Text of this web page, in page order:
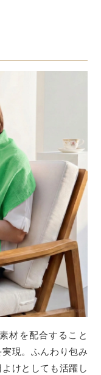
材を配合すること
現。ふんわり包み
けとしても活躍し